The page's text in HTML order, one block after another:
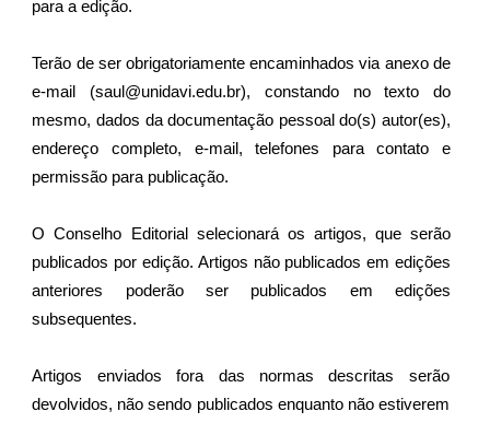
para a edição.
Terão de ser obrigatoriamente encaminhados via anexo de
e-mail (saul@unidavi.edu.br), constando no texto do
mesmo, dados da documentação pessoal do(s) autor(es),
endereço completo, e-mail, telefones para contato e
permissão para publicação.
O Conselho Editorial selecionará os artigos, que serão
publicados por edição. Artigos não publicados em edições
anteriores poderão ser publicados em edições
subsequentes.
Artigos enviados fora das normas descritas serão
devolvidos, não sendo publicados enquanto não estiverem